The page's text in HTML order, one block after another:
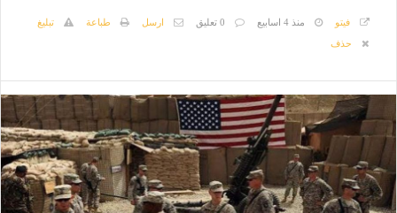
فيتو منذ 4 اسابيع 0 تعليق ارسل طباعة
تبليغ
حذف